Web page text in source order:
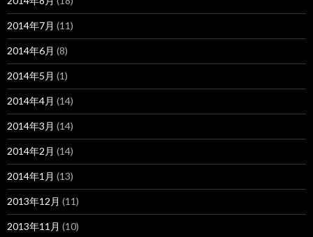
2014年7月 (11)
2014年6月 (8)
2014年5月 (1)
2014年4月 (14)
2014年3月 (14)
2014年2月 (14)
2014年1月 (13)
2013年12月 (11)
2013年11月 (10)